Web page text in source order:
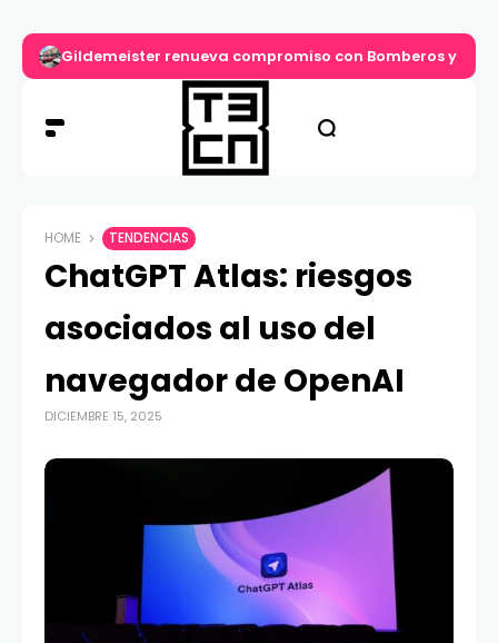
Gildemeister renueva compromiso con Bomberos y
HOME TENDENCIAS
ChatGPT Atlas: riesgos
asociados al uso del
navegador de OpenAI
DICIEMBRE 15, 2025